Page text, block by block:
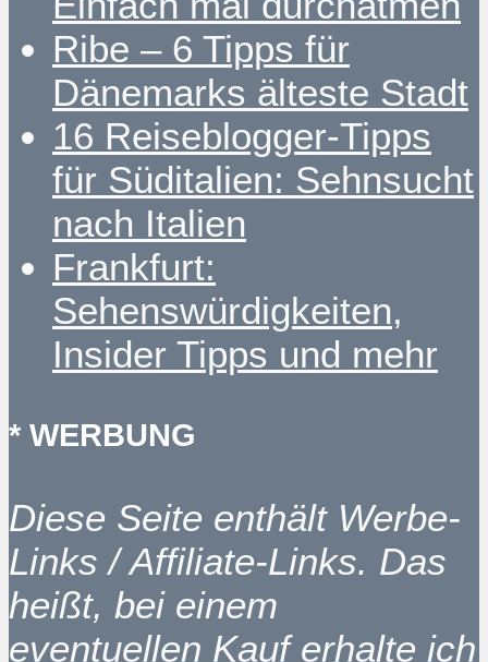
Ribe – 6 Tipps für
Dänemarks älteste Stadt
16 Reiseblogger-Tipps
für Süditalien: Sehnsucht
nach Italien
Frankfurt:
Sehenswürdigkeiten,
Insider Tipps und mehr
* WERBUNG
Diese Seite enthält Werbe-
Links / Affiliate-Links. Das
heißt, bei einem
eventuellen Kauf erhalte ich